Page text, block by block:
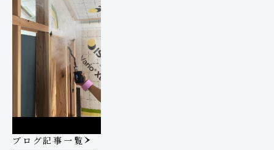
ブログ記事一覧